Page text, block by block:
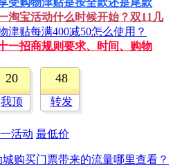
淘宝活动什么时候开始？双11几
津贴每满400减50怎么使用？
一招商规则要求、时间、购物
20
我顶
48
转发
活动 最低价
城购买门票带来的流量哪里查看？